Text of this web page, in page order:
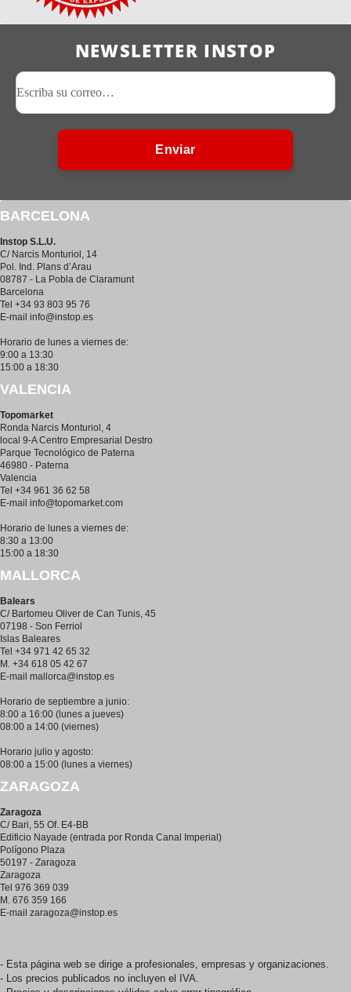
NEWSLETTER INSTOP
Enviar
BARCELONA
Instop S.L.U.
C/ Narcis Monturiol, 14
Pol. Ind. Plans d’Arau
08787 - La Pobla de Claramunt
Barcelona
Tel +34 93 803 95 76
E-mail info@instop.es
Horario de lunes a viernes de:
9:00 a 13:30
15:00 a 18:30
VALENCIA
Topomarket
Ronda Narcis Monturiol, 4
local 9-A Centro Empresarial Destro
Parque Tecnológico de Paterna
46980 - Paterna
Valencia
Tel +34 961 36 62 58
E-mail info@topomarket.com
Horario de lunes a viernes de:
8:30 a 13:00
15:00 a 18:30
MALLORCA
Balears
C/ Bartomeu Oliver de Can Tunis, 45
07198 - Son Ferriol
Islas Baleares
Tel +34 971 42 65 32
M. +34 618 05 42 67
E-mail mallorca@instop.es
Horario de septiembre a junio:
8:00 a 16:00 (lunes a jueves)
08:00 a 14:00 (viernes)
Horario julio y agosto:
08:00 a 15:00 (lunes a viernes)
ZARAGOZA
Zaragoza
C/ Bari, 55 Of. E4-BB
Edificio Nayade (entrada por Ronda Canal Imperial)
Polígono Plaza
50197 - Zaragoza
Zaragoza
Tel 976 369 039
M. 676 359 166
E-mail zaragoza@instop.es
- Esta página web se dirige a profesionales, empresas y organizaciones.
- Los precios publicados no incluyen el IVA.